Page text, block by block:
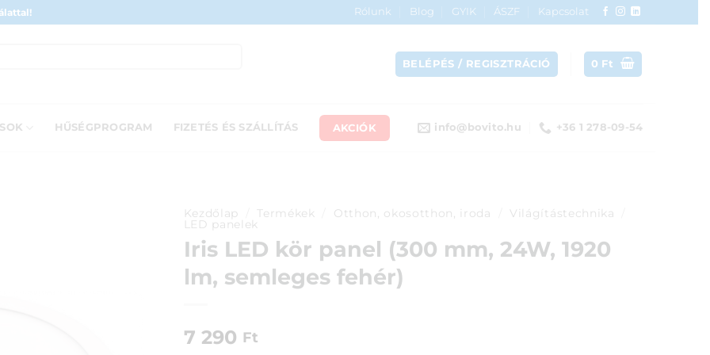
Rólunk Blog GYIK ÁSZF
Kapcsolat
BELÉPÉS / REGISZTRÁCIÓ 0 Ft
HŰSÉGPROGRAM FIZETÉS ÉS SZÁLLÍTÁS AKCIÓK info@bovito.hu +36 1 278-09-54
Kezdőlap Termékek Otthon, okosotthon, iroda Világítástechnika
LED panelek
Iris LED kör panel (300 mm, 24W, 1920
lm, semleges fehér)
7 290 Ft